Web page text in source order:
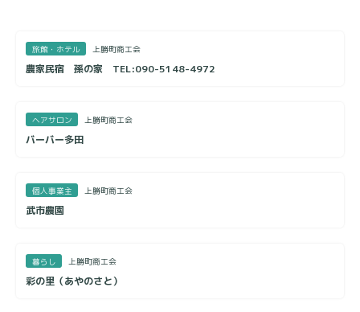
旅館・ホテル 上勝町商工会
農家民宿 孫の家 TEL:090-5148-4972
ヘアサロン 上勝町商工会
バーバー多田
個人事業主 上勝町商工会
武市農園
暮らし 上勝町商工会
彩の里（あやのさと）